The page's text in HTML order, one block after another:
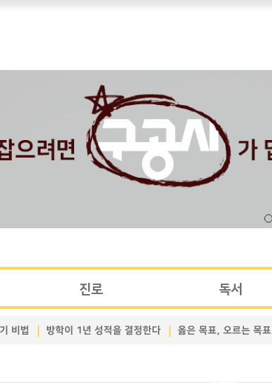
진로 독서
비법 방학이 1년 성적을 결정한다 옳은 목표, 오르는 목표